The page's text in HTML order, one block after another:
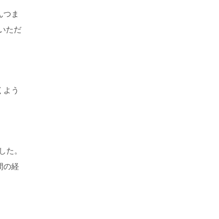
ま
ただ
う
。
の経